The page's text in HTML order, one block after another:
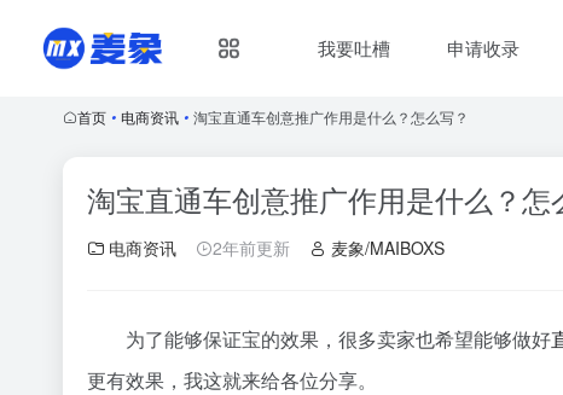
我要吐槽 申请收录
首页 • 电商资讯 • 淘宝直通车创意推广作用是什么？怎么写？
淘宝直通车创意推广作用是什么？怎
电商资讯 2年前更新 麦象/MAIBOXS
为了能够保证宝的效果，很多卖家也希望能够做好
更有效果，我这就来给各位分享。